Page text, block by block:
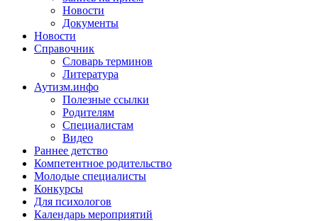
Новости
Документы
Новости
Справочник
Словарь терминов
Литература
Аутизм.инфо
Полезные ссылки
Родителям
Специалистам
Видео
Раннее детство
Компетентное родительство
Молодые специалисты
Конкурсы
Для психологов
Календарь мероприятий